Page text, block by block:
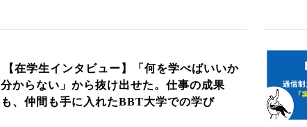
【在学生インタビュー】「何を学べばいいか
分からない」から抜け出せた。仕事の成果
も、仲間も手に入れたBBT大学での学び